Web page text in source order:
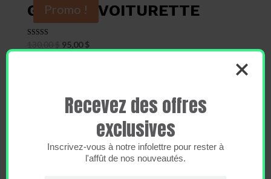
Promo !
GOLF ET VOITURETTE
5.00
Le
130,00 $.
95,00$Le
95,00 $.
CARTE PROMO POUR LES
FÊTESRecevez des offres
exclusives
Inscrivez-vous à notre infolettre pour rester à
l'affût de nos nouveautés.